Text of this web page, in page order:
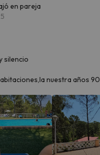
en pareja
silencio
nuestra años 90